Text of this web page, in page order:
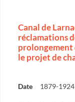
Canal de
réclamations
prolongement
le projet de
Date 1879-1924